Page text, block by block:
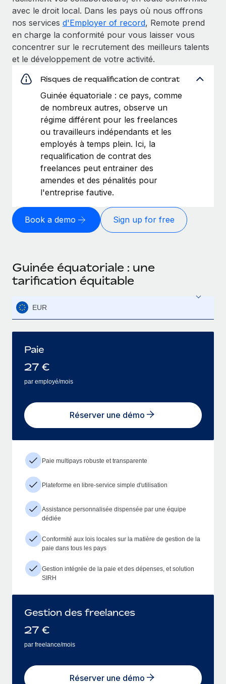
avec le droit local. Dans les pays où nous offrons
nos services d'Employer of record, Remote prend
en charge la conformité pour vous laisser vous
concentrer sur le recrutement des meilleurs talents
et le développement de votre activité.
Risques de requalification de contrat
Guinée équatoriale : ce pays, comme
de nombreux autres, observe un
régime différent pour les freelances
ou travailleurs indépendants et les
employés à temps plein. Ici, la
requalification de contrat des
freelances peut entrainer des
amendes et des pénalités pour
l'entreprise fautive.
Book a demo Sign up for free
Guinée équatoriale : une
tarification équitable
EUR
Paie
27 €
par employé/mois
Réserver une démo
Paie multipays robuste et transparente
Plateforme en libre-service simple d'utilisation
Assistance personnalisée dispensée par une équipe
dédiée
Conformité aux lois locales sur la matière de gestion de la
paie dans tous les pays
Gestion intégrée de la paie et des dépenses, et solution
SIRH
Gestion des freelances
27 €
par freelance/mois
Réserver une démo